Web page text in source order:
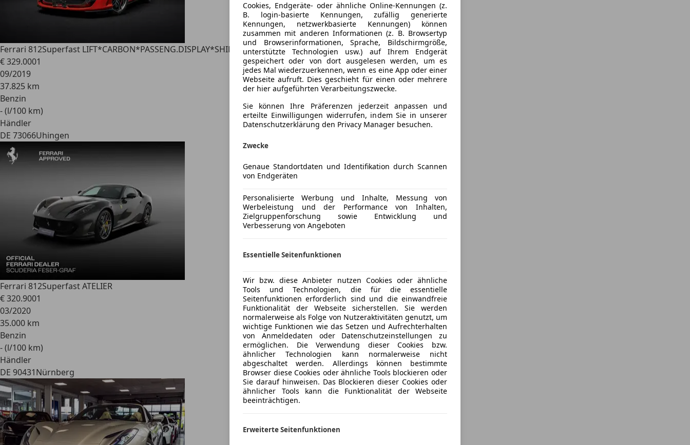
Ferrari 812Superfast LIFT*CARBON*PASSENG.DISPLAY*SHIELD
€ 329.0001
09/2019
37.825 km
Benzin
- (l/100 km)
Händler
DE 73066Uhingen
Ferrari 812Superfast ATELIER
€ 320.9001
03/2020
35.000 km
Benzin
- (l/100 km)
Händler
DE 90431Nürnberg
Cookies, Endgeräte- oder ähnliche Online-Kennungen (z.
B. login-basierte Kennungen, zufällig generierte
Kennungen, netzwerkbasierte Kennungen) können
zusammen mit anderen Informationen (z. B. Browsertyp
und Browserinformationen, Sprache, Bildschirmgröße,
unterstützte Technologien usw.) auf Ihrem Endgerät
gespeichert oder von dort ausgelesen werden, um es
jedes Mal wiederzuerkennen, wenn es eine App oder einer
Webseite aufruft. Dies geschieht für einen oder mehrere
der hier aufgeführten Verarbeitungszwecke.
Sie können Ihre Präferenzen jederzeit anpassen und
erteilte Einwilligungen widerrufen, indem Sie in unserer
Datenschutzerklärung den Privacy Manager besuchen.
Zwecke
Genaue Standortdaten und Identifikation durch Scannen
von Endgeräten
Personalisierte Werbung und Inhalte, Messung von
Werbeleistung und der Performance von Inhalten,
Zielgruppenforschung sowie Entwicklung und
Verbesserung von Angeboten
Essentielle Seitenfunktionen
Wir bzw. diese Anbieter nutzen Cookies oder ähnliche
Tools und Technologien, die für die essentielle
Seitenfunktionen erforderlich sind und die einwandfreie
Funktionalität der Webseite sicherstellen. Sie werden
normalerweise als Folge von Nutzeraktivitäten genutzt, um
wichtige Funktionen wie das Setzen und Aufrechterhalten
von Anmeldedaten oder Datenschutzeinstellungen zu
ermöglichen. Die Verwendung dieser Cookies bzw.
ähnlicher Technologien kann normalerweise nicht
abgeschaltet werden. Allerdings können bestimmte
Browser diese Cookies oder ähnliche Tools blockieren oder
Sie darauf hinweisen. Das Blockieren dieser Cookies oder
ähnlicher Tools kann die Funktionalität der Webseite
beeinträchtigen.
Erweiterte Seitenfunktionen